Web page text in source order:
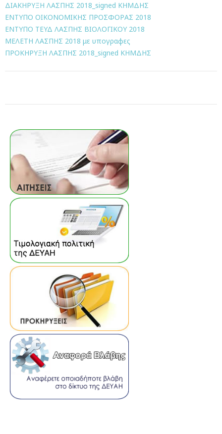
ΔΙΑΚΗΡΥΞΗ ΛΑΣΠΗΣ 2018_signed ΚΗΜΔΗΣ
ΕΝΤΥΠΟ ΟΙΚΟΝΟΜΙΚΗΣ ΠΡΟΣΦΟΡΑΣ 2018
ΕΝΤΥΠΟ ΤΕΥΔ ΛΑΣΠΗΣ ΒΙΟΛΟΓΙΚΟΥ 2018
ΜΕΛΕΤΗ ΛΑΣΠΗΣ 2018 με υπογραφες
ΠΡΟΚΗΡΥΞΗ ΛΑΣΠΗΣ 2018_signed ΚΗΜΔΗΣ